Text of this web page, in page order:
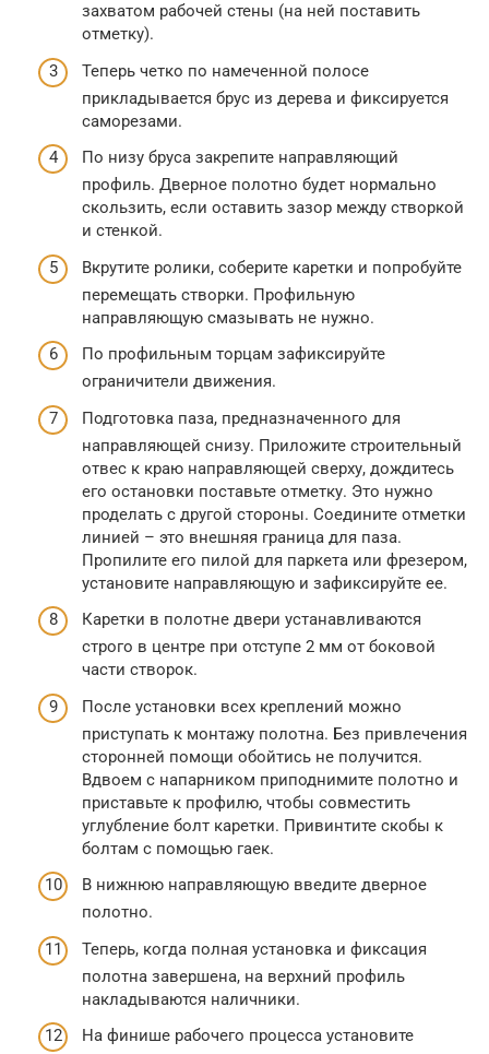
захватом рабочей стены (на ней поставить
отметку).
Теперь четко по намеченной полосе
прикладывается брус из дерева и фиксируется
саморезами.
По низу бруса закрепите направляющий
профиль. Дверное полотно будет нормально
скользить, если оставить зазор между створкой
и стенкой.
Вкрутите ролики, соберите каретки и попробуйте
перемещать створки. Профильную
направляющую смазывать не нужно.
По профильным торцам зафиксируйте
ограничители движения.
Подготовка паза, предназначенного для
направляющей снизу. Приложите строительный
отвес к краю направляющей сверху, дождитесь
его остановки поставьте отметку. Это нужно
проделать с другой стороны. Соедините отметки
линией – это внешняя граница для паза.
Пропилите его пилой для паркета или фрезером,
установите направляющую и зафиксируйте ее.
Каретки в полотне двери устанавливаются
строго в центре при отступе 2 мм от боковой
части створок.
После установки всех креплений можно
приступать к монтажу полотна. Без привлечения
сторонней помощи обойтись не получится.
Вдвоем с напарником приподнимите полотно и
приставьте к профилю, чтобы совместить
углубление болт каретки. Привинтите скобы к
болтам с помощью гаек.
В нижнюю направляющую введите дверное
полотно.
Теперь, когда полная установка и фиксация
полотна завершена, на верхний профиль
накладываются наличники.
На финише рабочего процесса установите